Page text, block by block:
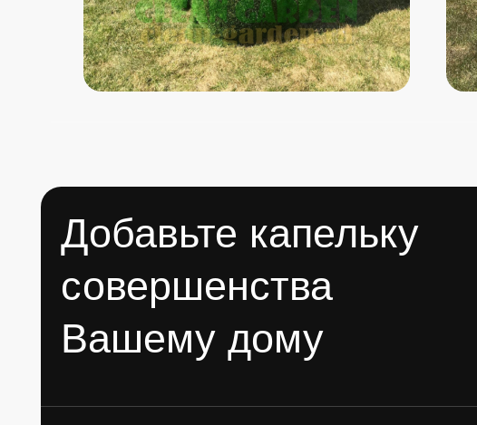
Ваш сад станет излюбленным местом отдыха для семьи
совершенства
Вашему дому